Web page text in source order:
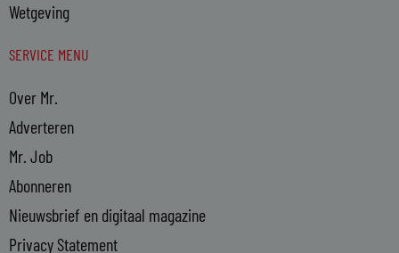
Wetgeving
SERVICE MENU
Over Mr.
Adverteren
Mr. Job
Abonneren
Nieuwsbrief en digitaal magazine
Privacy Statement